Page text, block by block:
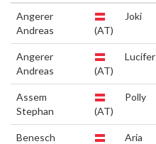
Angerer
Andreas
(AT)
Joki
Angerer
Andreas
(AT)
Lucifer
Assem
Stephan
(AT)
Polly
Benesch
Aria